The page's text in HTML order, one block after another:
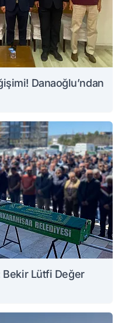
Danaoğlu’ndan
Bekir Lütfi Değer